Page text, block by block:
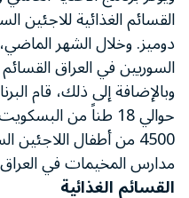
القسائم الغذائية
السوريين في العراق القسائم
حوالي 18 طناً من
4500 من أطفال
مدارس المخيمات في
القسائم الغذائية